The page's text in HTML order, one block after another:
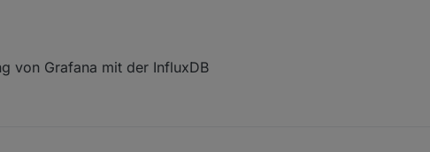
von Grafana mit der InfluxDB